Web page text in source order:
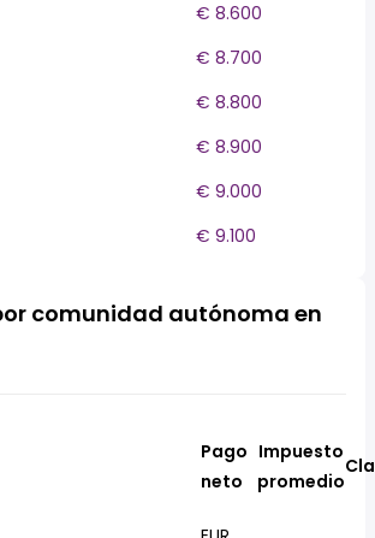
€ 8.600
€ 8.700
€ 8.800
€ 8.900
€ 9.000
€ 9.100
comunidad autónoma en
Pago
neto
Impuesto
promedio